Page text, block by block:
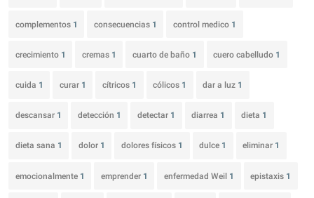
complementos 1 consecuencias 1 control medico 1
crecimiento 1 cremas 1 cuarto de baño 1 cuero cabelludo 1
cuida 1 curar 1 cítricos 1 cólicos 1 dar a luz 1
descansar 1 detección 1 detectar 1 diarrea 1 dieta 1
dieta sana 1 dolor 1 dolores físicos 1 dulce 1 eliminar 1
emocionalmente 1 emprender 1 enfermedad Weil 1 epistaxis 1